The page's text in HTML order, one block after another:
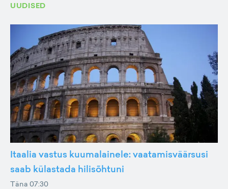
UUDISED
Itaalia vastus kuumalainele: vaatamisväärsusi
saab külastada hilisõhtuni
Täna 07:30